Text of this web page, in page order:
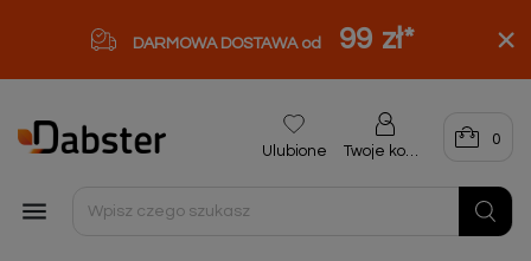
DARMOWA DOSTAWA od 99 zł*

Ulubione Twoje konto
0